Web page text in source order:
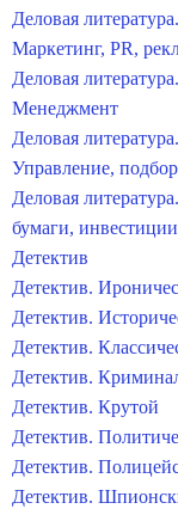
Деловая литература.
Маркетинг, PR,
Деловая литература.
Менеджмент
Деловая литература.
Управление,
Деловая
бумаги, инвестиции
Детектив
Детектив.
Детектив.
Детектив.
Детектив.
Детектив. Крутой
Детектив.
Детектив.
Детектив.